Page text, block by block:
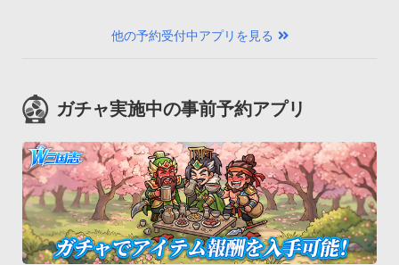
他の予約受付中アプリを見る
ガチャ実施中の事前予約アプリ